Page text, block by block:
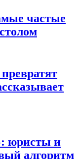
частые
юристы и
алгоритм